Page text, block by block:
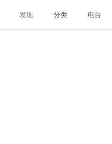
发现 分类 电台